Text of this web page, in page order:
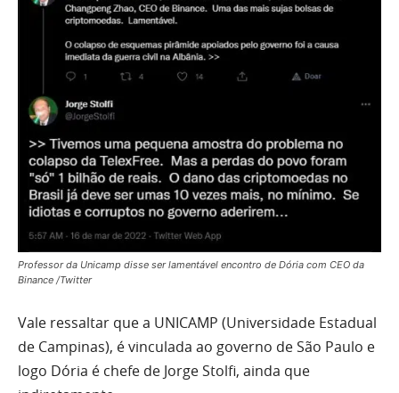
Professor da Unicamp disse ser lamentável encontro de Dória com CEO da
Binance /Twitter
Vale ressaltar que a UNICAMP (Universidade Estadual
de Campinas), é vinculada ao governo de São Paulo e
logo Dória é chefe de Jorge Stolfi, ainda que